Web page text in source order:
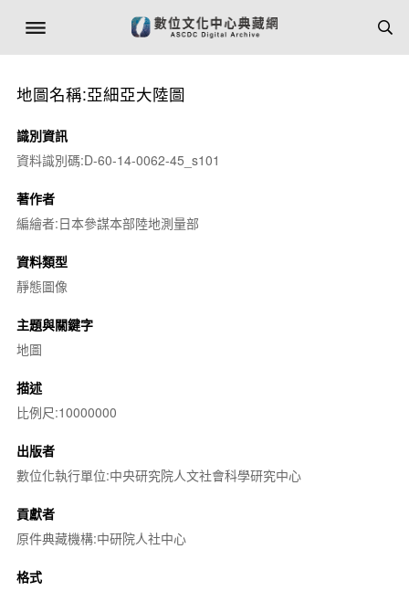
地圖名稱:亞細亞大陸圖
識別資訊
資料識別碼:D-60-14-0062-45_s101
著作者
編繪者:日本參謀本部陸地測量部
資料類型
靜態圖像
主題與關鍵字
地圖
描述
比例尺:10000000
出版者
數位化執行單位:中央研究院人文社會科學研究中心
貢獻者
原件典藏機構:中研院人社中心
格式